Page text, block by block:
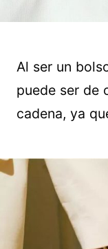
Al ser un
puede ser de
cadena, ya